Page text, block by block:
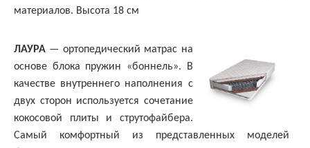
материалов. Высота 18 см
ЛАУРА — ортопедический матрас на
основе блока пружин «боннель». В
качестве внутреннего наполнения с
двух сторон используется сочетание
кокосовой плиты и струтофайбера.
Самый комфортный из представленных моделей